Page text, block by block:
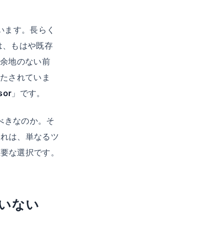
す。長らく
、もはや既存
地のない前
されていま
」です。
きなのか。そ
は、単なるツ
な選択です。
ない